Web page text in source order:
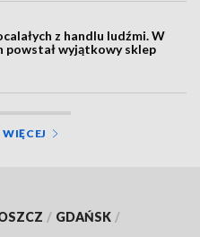
z handlu ludźmi. W
powstał wyjątkowy sklep
/ GDAŃSK /